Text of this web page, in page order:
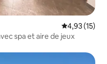
Évaluation
4,93 (15)
spa et aire de jeux